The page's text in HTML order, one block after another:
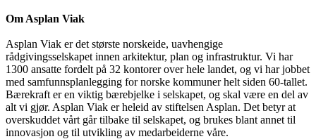
Om Asplan Viak
Asplan Viak er det største norskeide, uavhengige
rådgivingsselskapet innen arkitektur, plan og infrastruktur. Vi har
1300 ansatte fordelt på 32 kontorer over hele landet, og vi har jobbet
med samfunnsplanlegging for norske kommuner helt siden 60-tallet.
Bærekraft er en viktig bærebjelke i selskapet, og skal være en del av
alt vi gjør. Asplan Viak er heleid av stiftelsen Asplan. Det betyr at
overskuddet vårt går tilbake til selskapet, og brukes blant annet til
innovasjon og til utvikling av medarbeiderne våre.